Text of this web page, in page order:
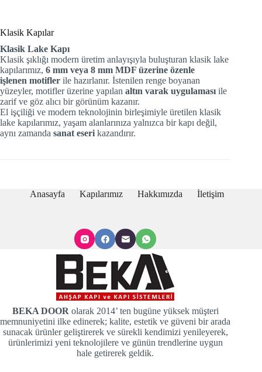
Klasik Kapılar
Klasik Lake Kapı
Klasik şıklığı modern üretim anlayışıyla buluşturan klasik lake
kapılarımız, 6 mm veya 8 mm MDF üzerine özenle
işlenen motifler ile hazırlanır. İstenilen renge boyanan
yüzeyler, motifler üzerine yapılan altın varak uygulaması ile
zarif ve göz alıcı bir görünüm kazanır.
El işçiliği ve modern teknolojinin birleşimiyle üretilen klasik
lake kapılarımız, yaşam alanlarınıza yalnızca bir kapı değil,
aynı zamanda sanat eseri kazandırır.
Anasayfa Kapılarımız Hakkımızda İletişim
BEKA DOOR olarak 2014’ ten bugüne yüksek müşteri
memnuniyetini ilke edinerek; kalite, estetik ve güveni bir arada
sunacak ürünler geliştirerek ve sürekli kendimizi yenileyerek,
ürünlerimizi yeni teknolojilere ve günün trendlerine uygun
hale getirerek geldik.